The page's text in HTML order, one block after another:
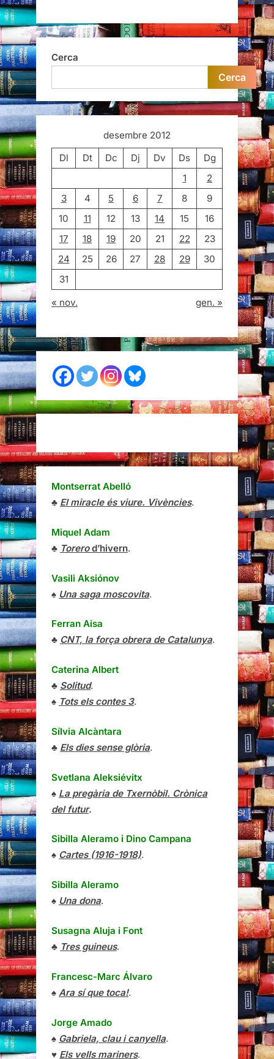
Cerca
Cerca
desembre 2012
Dl
Dt Dc Dj Dv Ds
Dg
1
2
3
4 5 6 7 8
9
10
11 12 13 14 15
16
17
18 19 20 21 22
23
24
25 26 27 28 29
30
31
« nov.
gen. »
Montserrat Abelló
♣ El miracle és viure. Vivències.
Miquel Adam
♣ Torerod’hivern.
Vasili Aksiónov
♠ Una saga moscovita.
Ferran Aisa
♣ CNT, la força obrera de Catalunya.
Caterina Albert
♣ Solitud.
♠ Tots els contes 3.
Sílvia Alcàntara
♣ Els dies sense glòria.
Svetlana Aleksiévitx
♠ La pregària de Txernòbil. Crònica
del futur.
Sibilla Aleramo i Dino Campana
♠ Cartes (1916-1918).
Sibilla Aleramo
♠ Una dona.
Susagna Aluja i Font
♣ Tres guineus.
Francesc-Marc Álvaro
♠ Ara sí que toca!.
Jorge Amado
♠ Gabriela, clau i canyella.
♥ Els vells mariners.